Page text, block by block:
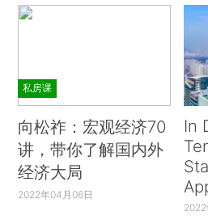
私房课
向松祚：宏观经济70
讲，带你了解国内外
经济大局
2022年04月06日
In
2022